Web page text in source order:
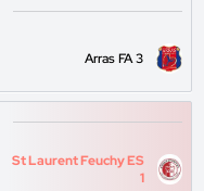
Arras FA 3
St Laurent Feuchy ES
1